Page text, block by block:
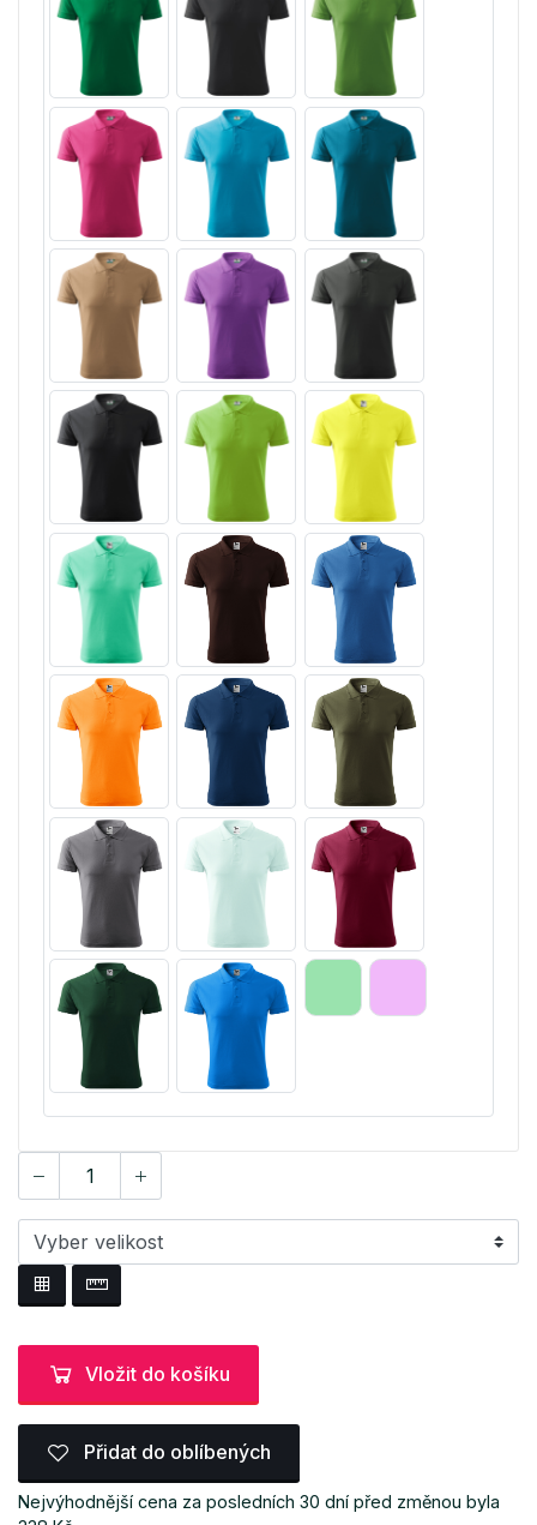
Vložit do košíku
Přidat do oblíbených
Nejvýhodnější cena za posledních 30 dní před změnou byla